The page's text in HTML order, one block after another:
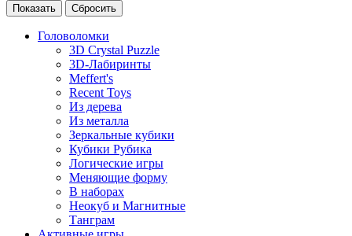
Головоломки
3D Crystal Puzzle
3D-Лабиринты
Meffert's
Recent Toys
Из дерева
Из металла
Зеркальные кубики
Кубики Рубика
Логические игры
Меняющие форму
В наборах
Неокуб и Магнитные
Танграм